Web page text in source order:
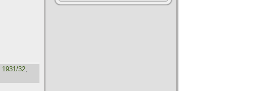
1931/32,